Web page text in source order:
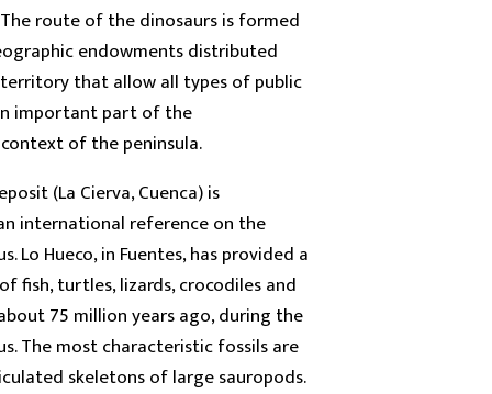
route of the dinosaurs is formed
endowments distributed
that allow all types of public
important part of the
of the peninsula.
(La Cierva, Cuenca) is
international reference on the
Lo Hueco, in Fuentes, has provided a
fish, turtles, lizards, crocodiles and
75 million years ago, during the
The most characteristic fossils are
skeletons of large sauropods.